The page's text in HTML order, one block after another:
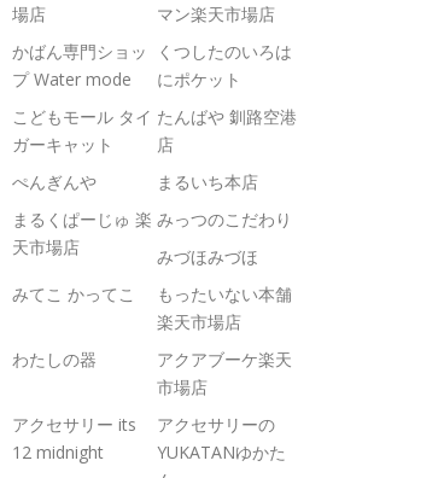
場店
マン楽天市場店
かばん専門ショッ
プ Water mode
くつしたのいろは
にポケット
こどもモール タイ
ガーキャット
たんばや 釧路空港
店
ぺんぎんや
まるいち本店
まるくぱーじゅ 楽
天市場店
みっつのこだわり
みづほみづほ
みてこ かってこ
もったいない本舗
楽天市場店
わたしの器
アクアブーケ楽天
市場店
アクセサリー its
12 midnight
アクセサリーの
YUKATANゆかた